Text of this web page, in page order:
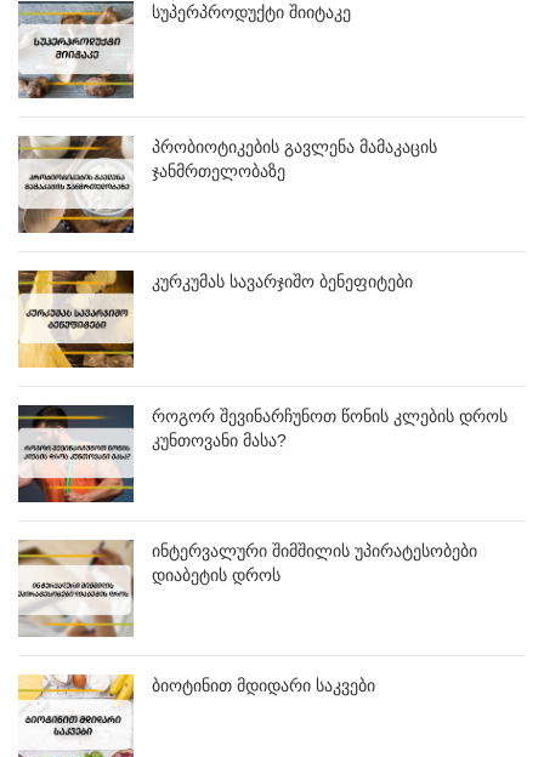
სუპერპროდუქტი შიიტაკე
პრობიოტიკების გავლენა მამაკაცის
ჯანმრთელობაზე
კურკუმას სავარჯიშო ბენეფიტები
როგორ შევინარჩუნოთ წონის კლების დროს
კუნთოვანი მასა?
ინტერვალური შიმშილის უპირატესობები
დიაბეტის დროს
ბიოტინით მდიდარი საკვები